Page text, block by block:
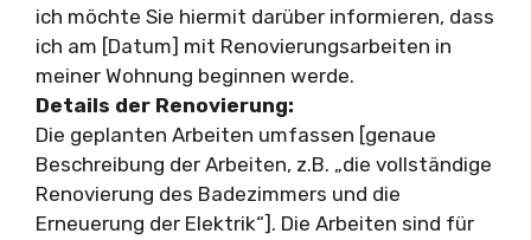
ich möchte Sie hiermit darüber informieren, dass
ich am [Datum] mit Renovierungsarbeiten in
meiner Wohnung beginnen werde.
Details der Renovierung:
Die geplanten Arbeiten umfassen [genaue
Beschreibung der Arbeiten, z.B. „die vollständige
Renovierung des Badezimmers und die
Erneuerung der Elektrik“]. Die Arbeiten sind für